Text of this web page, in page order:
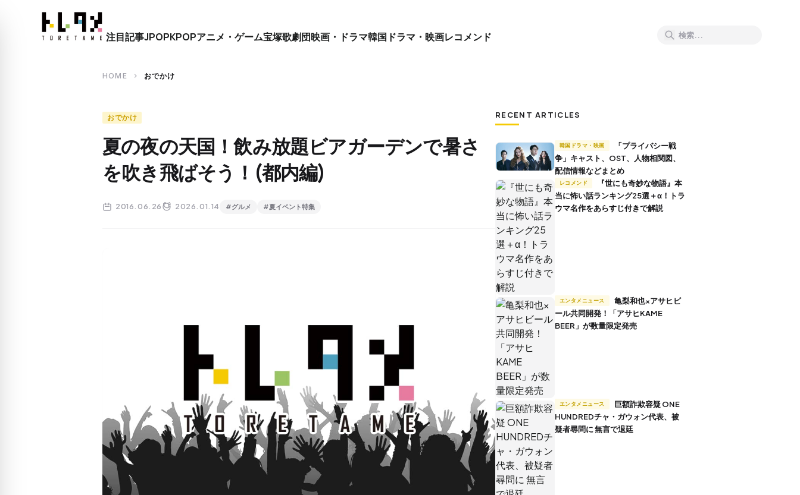
close
注目記事JPOPKPOPアニメ・ゲーム宝塚歌劇団映画・ドラマ韓国ドラマ・映画レコメンド
HOME chevron_right おでかけ
おでかけ
夏の夜の天国！飲み放題ビアガーデンで暑さ
を吹き飛ばそう！(都内編)
2016.06.26 2026.01.14 #グルメ #夏イベント特集
RECENT ARTICLES
韓国ドラマ・映画
争」キャスト、OST、人物相関図、
配信情報などまとめ
レコメンド
当に怖い話ランキング25選＋α！トラ
ウマ名作をあらすじ付きで解説
エンタメニュース
ール共同開発！「アサヒKAME
BEER」が数量限定発売
エンタメニュース
HUNDREDチャ・ガウォン代表、被
疑者尋問に 無言で退廷